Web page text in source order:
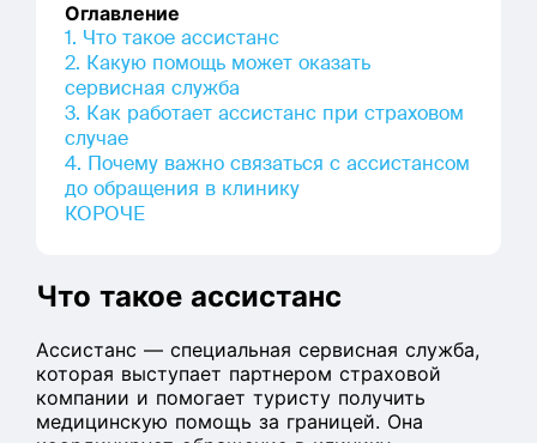
Оглавление
1. Что такое ассистанс
2. Какую помощь может оказать
сервисная служба
3. Как работает ассистанс при страховом
случае
4. Почему важно связаться с ассистансом
до обращения в клинику
КОРОЧЕ
Что такое ассистанс
Ассистанс — специальная сервисная служба,
которая выступает партнером страховой
компании и помогает туристу получить
медицинскую помощь за границей. Она